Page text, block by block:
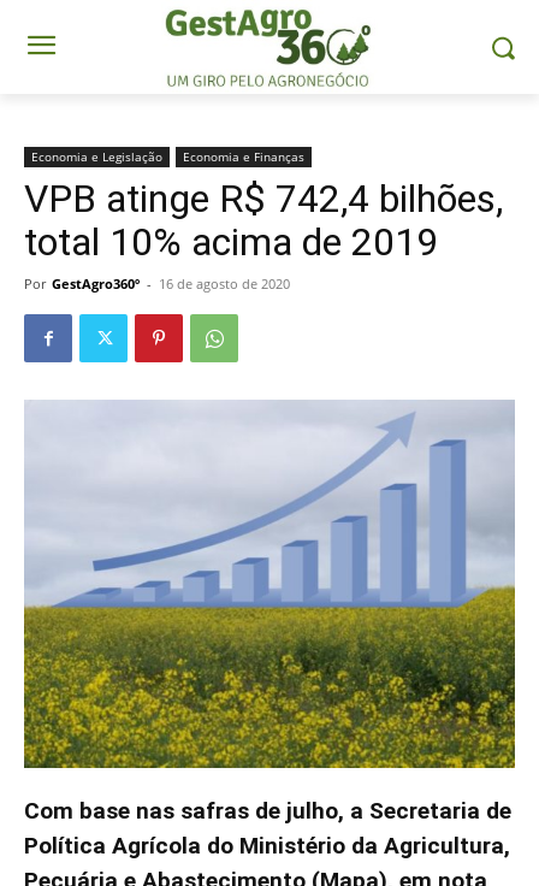
Economia e Legislação Economia e Finanças
VPB atinge R$ 742,4 bilhões,
total 10% acima de 2019
Por GestAgro360º - 16 de agosto de 2020
Com base nas safras de julho, a Secretaria de
Política Agrícola do Ministério da Agricultura,